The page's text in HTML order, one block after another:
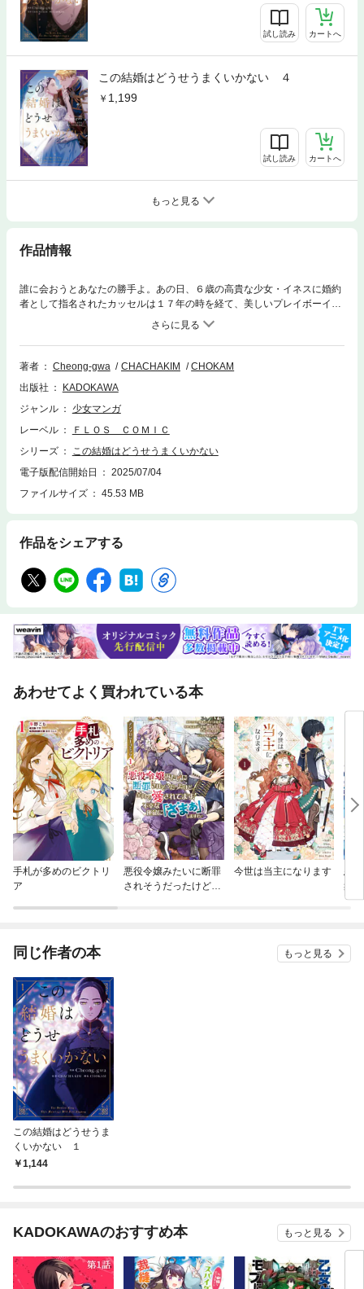
試し読み カートへ
この結婚はどうせうまくいかない ４
1,199
試し読み カートへ
もっと見る
作品情報
誰に会おうとあなたの勝手よ。あの日、６歳の高貴な少女・イネスに婚約
者として指名されたカッセルは１７年の時を経て、美しいプレイボーイに
成長していた。そんな彼の自由奔放な私生活は当然婚約者であるイネスの
耳にも入っていたが、なぜか彼女は気に留めていないようで…？予測不可
能な愛の物語が、いま始まる――！！
著者
Cheong-gwa CHACHAKIM
CHOKAM
出版社
KADOKAWA
ジャンル
少女マンガ
レーベル
ＦＬＯＳ ＣＯＭＩＣ
シリーズ
この結婚はどうせうまくいかない
電子版配信開始日
2025/07/04
ファイルサイズ
45.53 MB
作品をシェアする
あわせてよく買われている本
手札が多めのビクトリ
ア
悪役令嬢みたいに断罪
されそうだったけど、
今世は当主になります
悪
象
同じ作者の本 もっと見る
この結婚はどうせうま
くいかない １
1,144
KADOKAWAのおすすめ本 もっと見る